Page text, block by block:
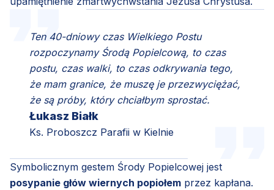
Ten 40-dniowy czas Wielkiego Postu
rozpoczynamy Środą Popielcową, to czas
postu, czas walki, to czas odkrywania tego,
że mam granice, że muszę je przezwyciężać,
że są próby, który chciałbym sprostać.
Łukasz Białk
Ks. Proboszcz Parafii w Kielnie
Symbolicznym gestem Środy Popielcowej jest
posypanie głów wiernych popiołem przez kapłana.